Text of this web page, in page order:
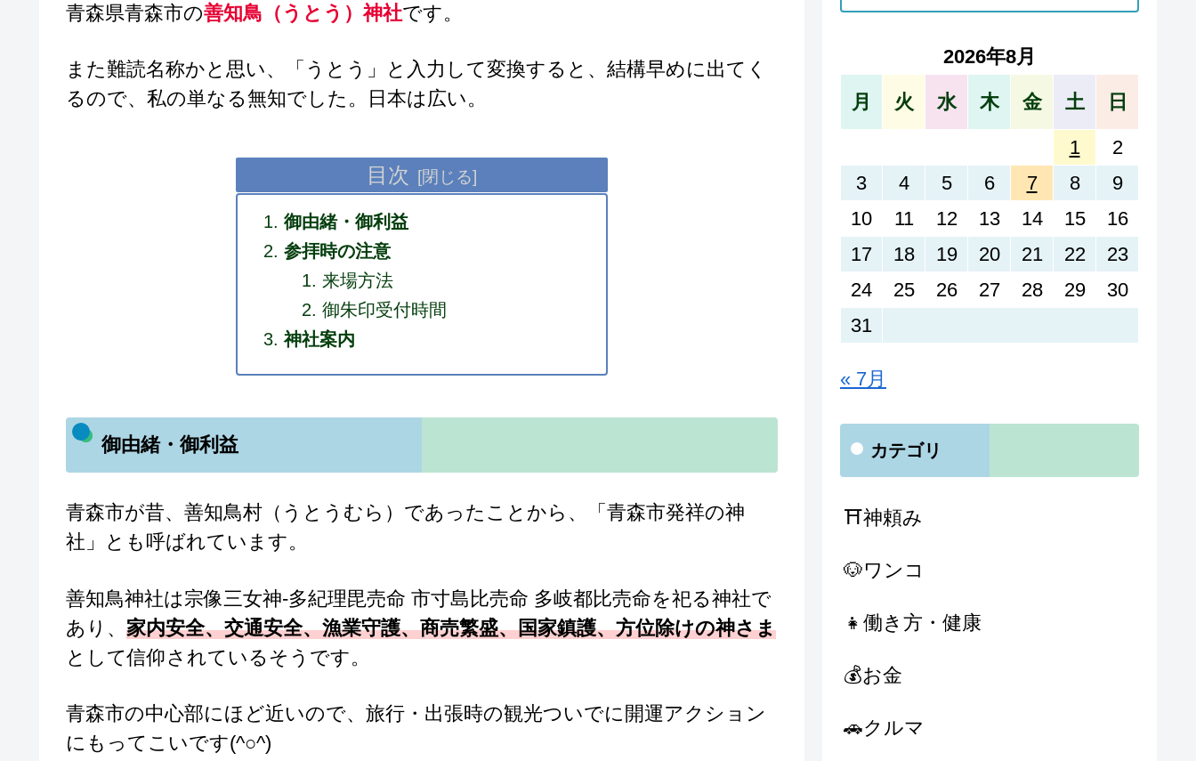
青森県青森市の善知鳥（うとう）神社です。
また難読名称かと思い、「うとう」と入力して変換すると、結構早めに出てく
るので、私の単なる無知でした。日本は広い。
目次
御由緒・御利益
参拝時の注意
来場方法
御朱印受付時間
神社案内
御由緒・御利益
青森市が昔、善知鳥村（うとうむら）であったことから、「青森市発祥の神
社」とも呼ばれています。
善知鳥神社は宗像三女神-多紀理毘売命 市寸島比売命 多岐都比売命を祀る神社で
あり、 家内安全、交通安全、漁業守護、商売繁盛、国家鎮護、方位除けの神さま
として信仰されているそうです。
青森市の中心部にほど近いので、旅行・出張時の観光ついでに開運アクション
にもってこいです(^○^)
2026年8月
月 火 水 木 金 土 日
1
2
3
4 5 6 7 8
9
10
11 12 13 14 15
16
17
18 19 20 21 22
23
24
25 26 27 28 29
30
31
« 7月
カテゴリ
⛩神頼み
🐶ワンコ
👧働き方・健康
💰お金
🚗クルマ